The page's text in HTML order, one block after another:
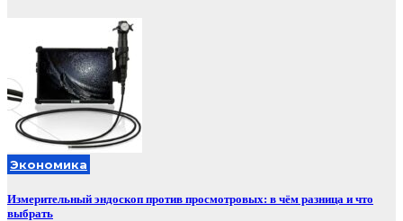
Экономика
Измерительный эндоскоп против просмотровых: в чём разница и что
выбрать